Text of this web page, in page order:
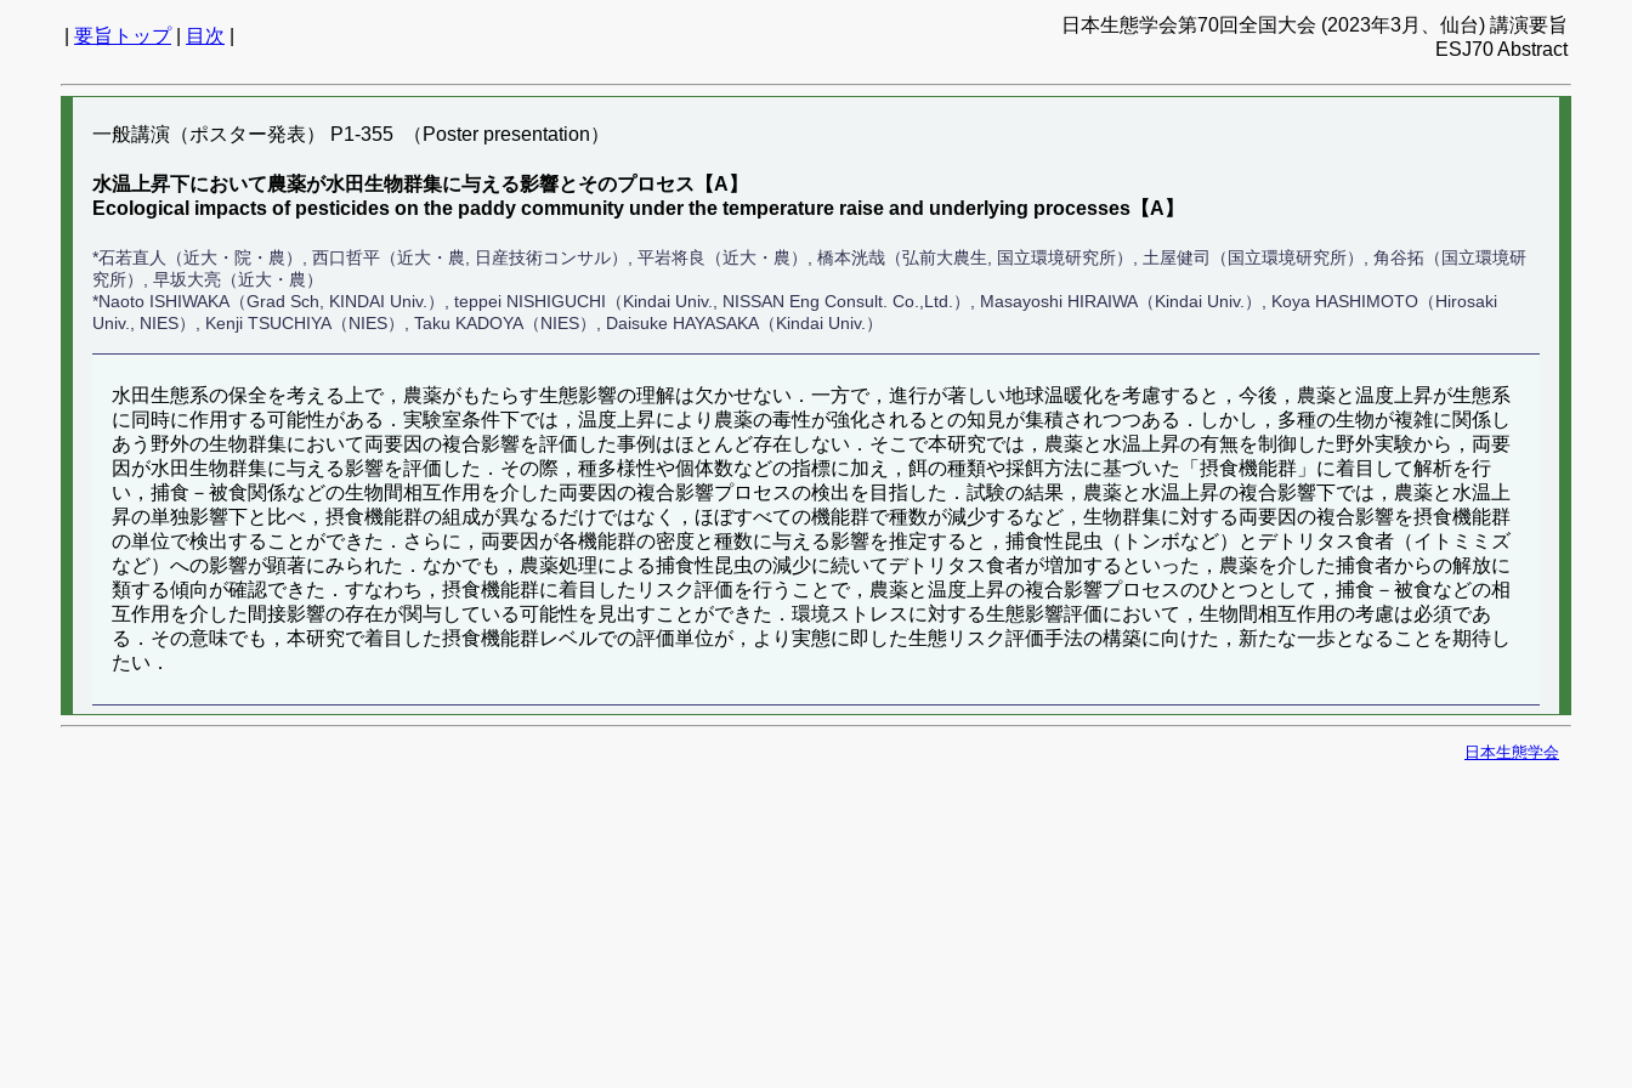
要旨トップ| 目次
日本生態学会第70回全国大会 (2023年3月、仙台) 講演要旨
ESJ70 Abstract
一般講演（ポスター発表） P1-355 （Poster presentation）
水温上昇下において農薬が水田生物群集に与える影響とそのプロセス【A】
Ecological impacts of pesticides on the paddy community under the temperature raise and underlying processes【A】
*石若直人（近大・院・農）, 西口哲平（近大・農, 日産技術コンサル）, 平岩将良（近大・農）, 橋本洸哉（弘前大農生, 国立環境研究所）, 土屋健司（国立環境研究所）, 角谷拓（国立環境研
究所）, 早坂大亮（近大・農）
*Naoto ISHIWAKA（Grad Sch, KINDAI Univ.）, teppei NISHIGUCHI（Kindai Univ., NISSAN Eng Consult. Co.,Ltd.）, Masayoshi HIRAIWA（Kindai Univ.）, Koya HASHIMOTO（Hirosaki
Univ., NIES）, Kenji TSUCHIYA（NIES）, Taku KADOYA（NIES）, Daisuke HAYASAKA（Kindai Univ.）
水田生態系の保全を考える上で，農薬がもたらす生態影響の理解は欠かせない．一方で，進行が著しい地球温暖化を考慮すると，今後，農薬と温度上昇が生態系
に同時に作用する可能性がある．実験室条件下では，温度上昇により農薬の毒性が強化されるとの知見が集積されつつある．しかし，多種の生物が複雑に関係し
あう野外の生物群集において両要因の複合影響を評価した事例はほとんど存在しない．そこで本研究では，農薬と水温上昇の有無を制御した野外実験から，両要
因が水田生物群集に与える影響を評価した．その際，種多様性や個体数などの指標に加え，餌の種類や採餌方法に基づいた「摂食機能群」に着目して解析を行
い，捕食－被食関係などの生物間相互作用を介した両要因の複合影響プロセスの検出を目指した．試験の結果，農薬と水温上昇の複合影響下では，農薬と水温上
昇の単独影響下と比べ，摂食機能群の組成が異なるだけではなく，ほぼすべての機能群で種数が減少するなど，生物群集に対する両要因の複合影響を摂食機能群
の単位で検出することができた．さらに，両要因が各機能群の密度と種数に与える影響を推定すると，捕食性昆虫（トンボなど）とデトリタス食者（イトミミズ
など）への影響が顕著にみられた．なかでも，農薬処理による捕食性昆虫の減少に続いてデトリタス食者が増加するといった，農薬を介した捕食者からの解放に
類する傾向が確認できた．すなわち，摂食機能群に着目したリスク評価を行うことで，農薬と温度上昇の複合影響プロセスのひとつとして，捕食－被食などの相
互作用を介した間接影響の存在が関与している可能性を見出すことができた．環境ストレスに対する生態影響評価において，生物間相互作用の考慮は必須であ
る．その意味でも，本研究で着目した摂食機能群レベルでの評価単位が，より実態に即した生態リスク評価手法の構築に向けた，新たな一歩となることを期待し
たい．
日本生態学会